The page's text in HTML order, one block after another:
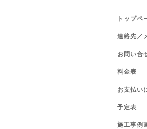
トップペ
連絡先／
お問い合
料金表
お支払い
予定表
施工事例